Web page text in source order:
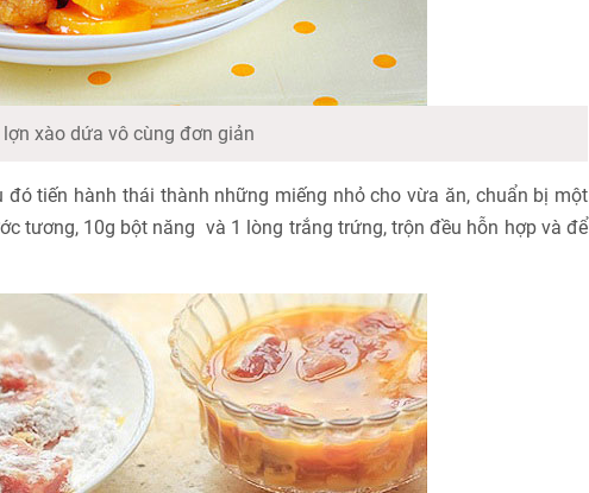
xào dứa vô cùng đơn giản
tiến hành thái thành những miếng nhỏ cho vừa ăn, chuẩn bị một
tương, 10g bột năng và 1 lòng trắng trứng, trộn đều hỗn hợp và để